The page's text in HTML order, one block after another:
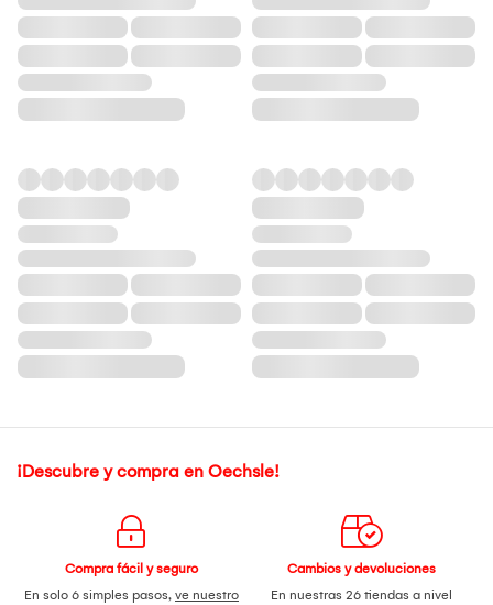
¡Descubre y compra en Oechsle!
Compra fácil y seguro
En solo 6 simples pasos, ve nuestro
Cambios y devoluciones
En nuestras 26 tiendas a nivel